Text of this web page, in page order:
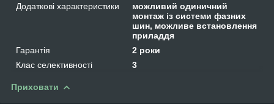
Додаткові характеристики
можливий одиничний
монтаж із системи фазних
шин, можливе встановлення
приладдя
Гарантія
2 роки
Клас селективності
3
Приховати